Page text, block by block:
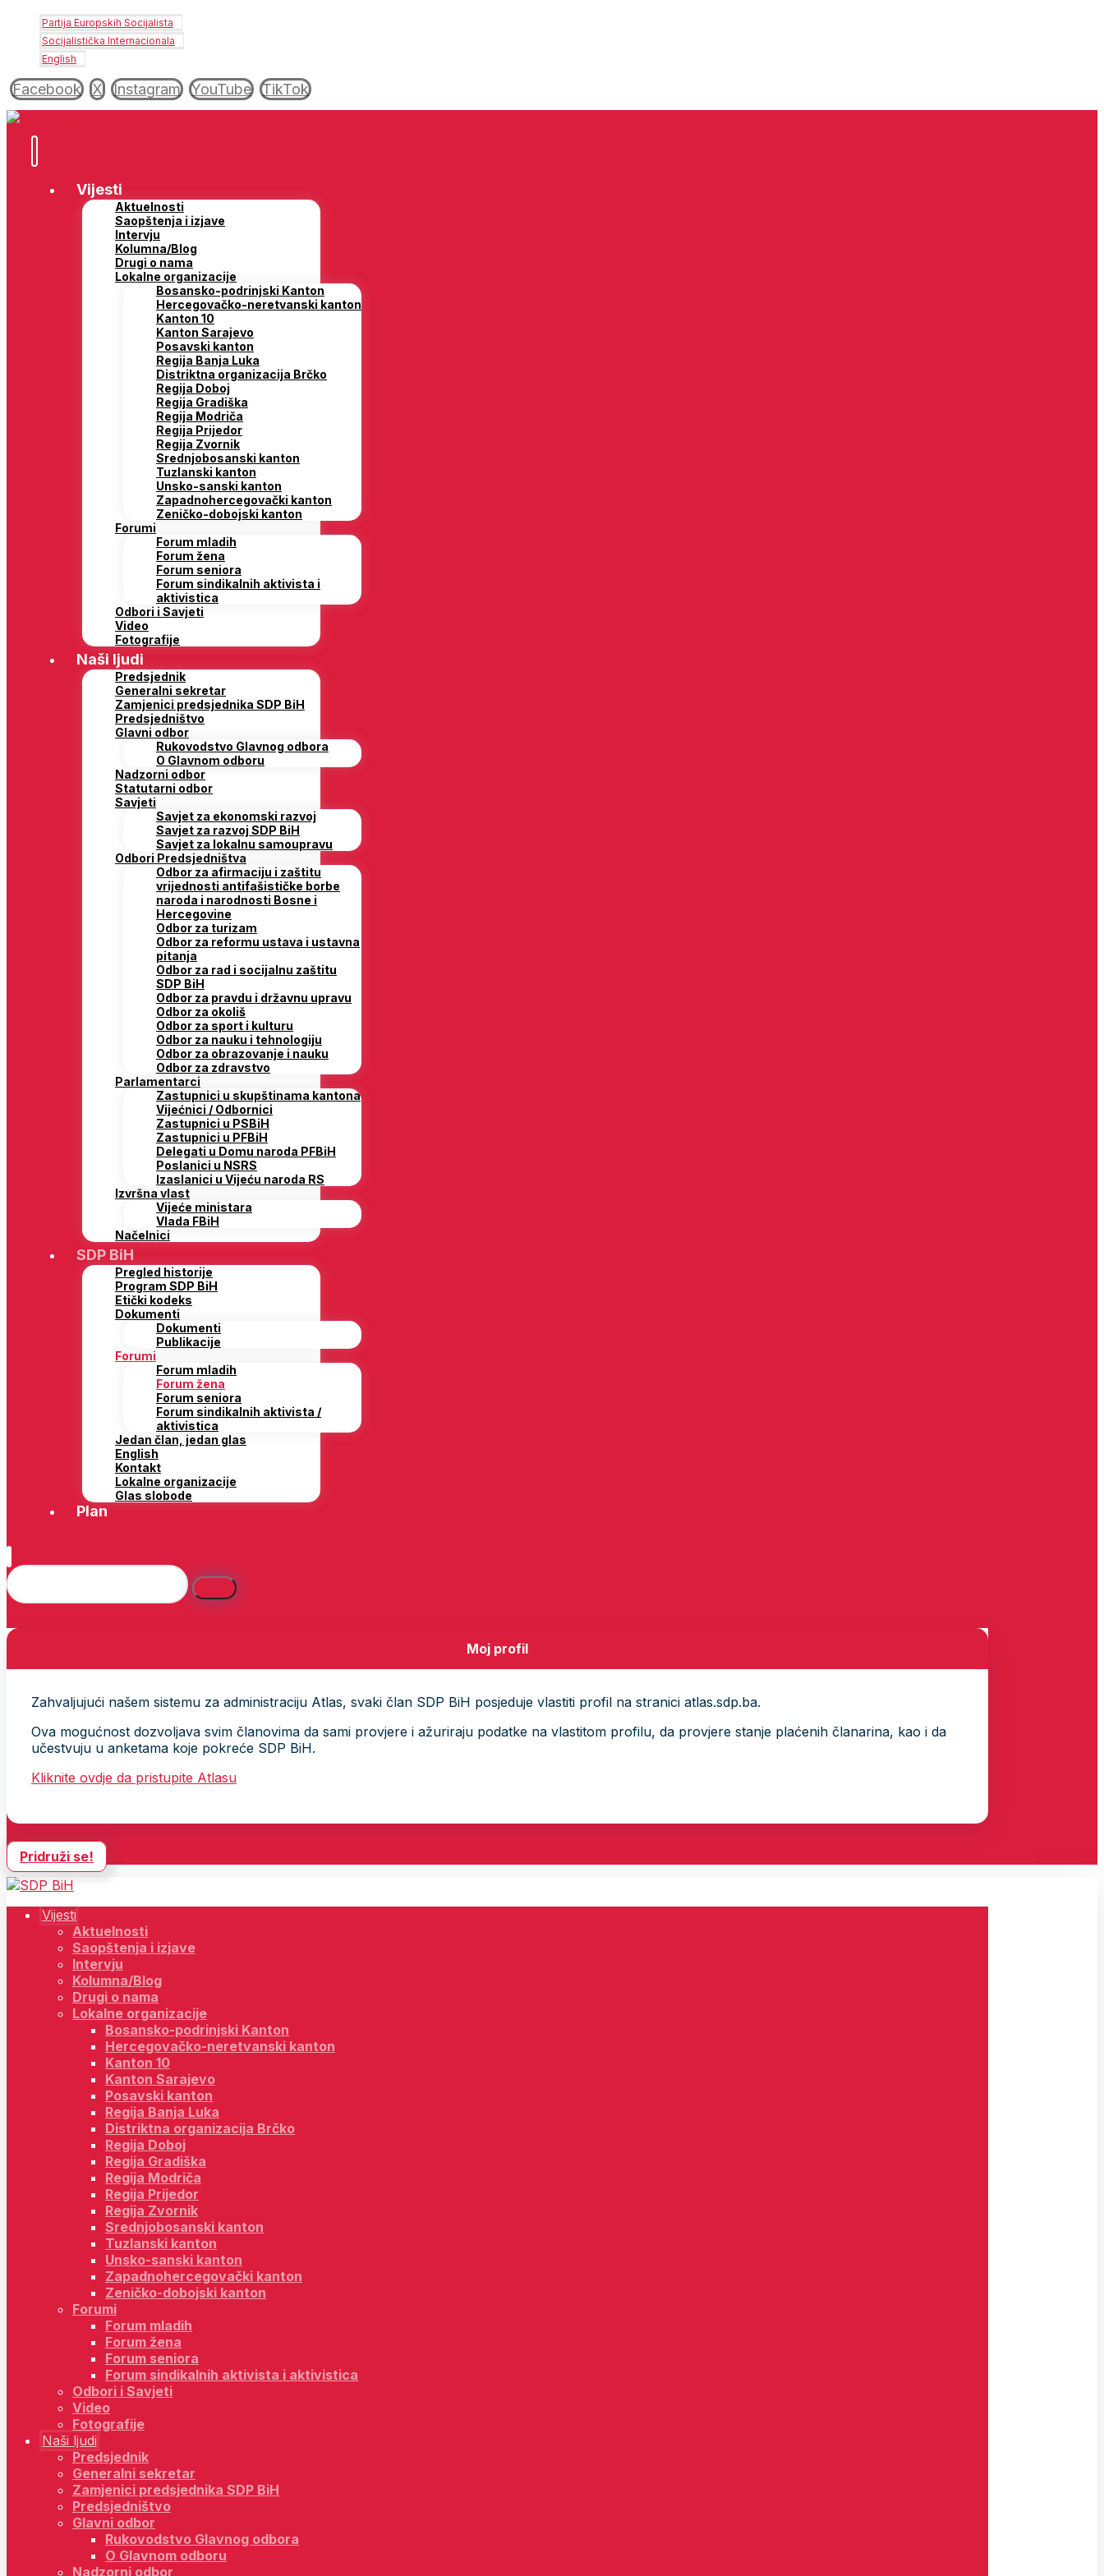
Partija Europskih Socijalista
Socijalistička Internacionala
English
Facebook X Instagram YouTube TikTok
Vijesti
Aktuelnosti
Saopštenja i izjave
Intervju
Kolumna/Blog
Drugi o nama
Lokalne organizacije
Bosansko-podrinjski Kanton
Hercegovačko-neretvanski kanton
Kanton 10
Kanton Sarajevo
Posavski kanton
Regija Banja Luka
Distriktna organizacija Brčko
Regija Doboj
Regija Gradiška
Regija Modriča
Regija Prijedor
Regija Zvornik
Srednjobosanski kanton
Tuzlanski kanton
Unsko-sanski kanton
Zapadnohercegovački kanton
Zeničko-dobojski kanton
Forumi
Forum mladih
Forum žena
Forum seniora
Forum sindikalnih aktivista i
aktivistica
Odbori i Savjeti
Video
Fotografije
Naši ljudi
Predsjednik
Generalni sekretar
Zamjenici predsjednika SDP BiH
Predsjedništvo
Glavni odbor
Rukovodstvo Glavnog odbora
O Glavnom odboru
Nadzorni odbor
Statutarni odbor
Savjeti
Savjet za ekonomski razvoj
Savjet za razvoj SDP BiH
Savjet za lokalnu samoupravu
Odbori Predsjedništva
Odbor za afirmaciju i zaštitu
vrijednosti antifašističke borbe
naroda i narodnosti Bosne i
Hercegovine
Odbor za turizam
Odbor za reformu ustava i ustavna
pitanja
Odbor za rad i socijalnu zaštitu
SDP BiH
Odbor za pravdu i državnu upravu
Odbor za okoliš
Odbor za sport i kulturu
Odbor za nauku i tehnologiju
Odbor za obrazovanje i nauku
Odbor za zdravstvo
Parlamentarci
Zastupnici u skupštinama kantona
Vijećnici / Odbornici
Zastupnici u PSBiH
Zastupnici u PFBiH
Delegati u Domu naroda PFBiH
Poslanici u NSRS
Izaslanici u Vijeću naroda RS
Izvršna vlast
Vijeće ministara
Vlada FBiH
Načelnici
SDP BiH
Pregled historije
Program SDP BiH
Etički kodeks
Dokumenti
Dokumenti
Publikacije
Forumi
Forum mladih
Forum žena
Forum seniora
Forum sindikalnih aktivista /
aktivistica
Jedan član, jedan glas
English
Kontakt
Lokalne organizacije
Glas slobode
Plan
Moj profil
Zahvaljujući našem sistemu za administraciju Atlas, svaki član SDP BiH posjeduje vlastiti profil na stranici atlas.sdp.ba.
Ova mogućnost dozvoljava svim članovima da sami provjere i ažuriraju podatke na vlastitom profilu, da provjere stanje plaćenih članarina, kao i da
učestvuju u anketama koje pokreće SDP BiH.
Kliknite ovdje da pristupite Atlasu
Pridruži se!
Vijesti
Aktuelnosti
Saopštenja i izjave
Intervju
Kolumna/Blog
Drugi o nama
Lokalne organizacije
Bosansko-podrinjski Kanton
Hercegovačko-neretvanski kanton
Kanton 10
Kanton Sarajevo
Posavski kanton
Regija Banja Luka
Distriktna organizacija Brčko
Regija Doboj
Regija Gradiška
Regija Modriča
Regija Prijedor
Regija Zvornik
Srednjobosanski kanton
Tuzlanski kanton
Unsko-sanski kanton
Zapadnohercegovački kanton
Zeničko-dobojski kanton
Forumi
Forum mladih
Forum žena
Forum seniora
Forum sindikalnih aktivista i aktivistica
Odbori i Savjeti
Video
Fotografije
Naši ljudi
Predsjednik
Generalni sekretar
Zamjenici predsjednika SDP BiH
Predsjedništvo
Glavni odbor
Rukovodstvo Glavnog odbora
O Glavnom odboru
Nadzorni odbor